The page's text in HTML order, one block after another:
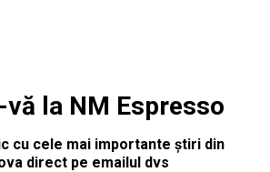
la NM Espresso
cu cele mai importante știri din
direct pe emailul dvs